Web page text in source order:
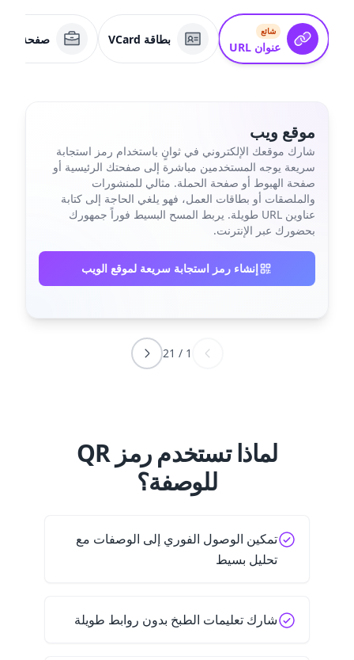
شائع
عنوان URL
بطاقة VCard صفحة
موقع ويب
شارك موقعك الإلكتروني في ثوانٍ باستخدام رمز استجابة
سريعة يوجه المستخدمين مباشرة إلى صفحتك الرئيسية أو
صفحة الهبوط أو صفحة الحملة. مثالي للمنشورات
والملصقات أو بطاقات العمل، فهو يلغي الحاجة إلى كتابة
عناوين URL طويلة. يربط المسح البسيط فوراً جمهورك
بحضورك عبر الإنترنت.
إنشاء رمز استجابة سريعة لموقع الويب
1
/
21
لماذا تستخدم رمز QR
للوصفة؟
تمكين الوصول الفوري إلى الوصفات مع
تحليل بسيط
شارك تعليمات الطبخ بدون روابط طويلة